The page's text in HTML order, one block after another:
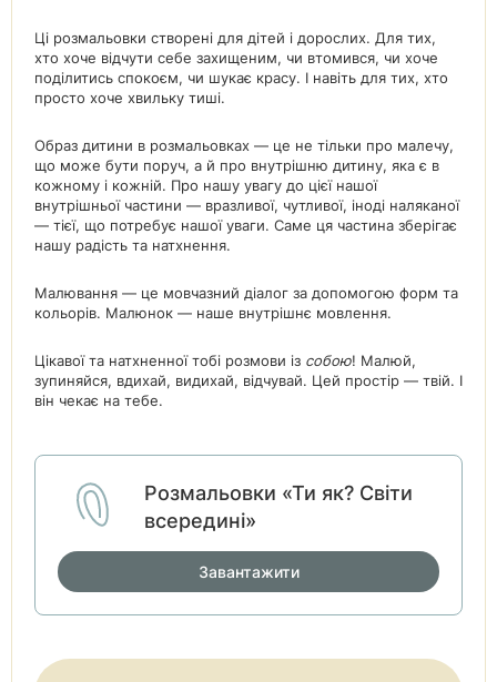
Ці розмальовки створені для дітей і дорослих. Для тих,
хто хоче відчути себе захищеним, чи втомився, чи хоче
поділитись спокоєм, чи шукає красу. І навіть для тих, хто
просто хоче хвильку тиші.
Образ дитини в розмальовках — це не тільки про малечу,
що може бути поруч, а й про внутрішню дитину, яка є в
кожному і кожній. Про нашу увагу до цієї нашої
внутрішньої частини — вразливої, чутливої, іноді наляканої
— тієї, що потребує нашої уваги. Саме ця частина зберігає
нашу радість та натхнення.
Малювання — це мовчазний діалог за допомогою форм та
кольорів. Малюнок — наше внутрішнє мовлення.
Цікавої та натхненної тобі розмови із собою! Малюй,
зупиняйся, вдихай, видихай, відчувай. Цей простір — твій. І
він чекає на тебе.
Розмальовки «Ти як? Світи
всередині»
Завантажити